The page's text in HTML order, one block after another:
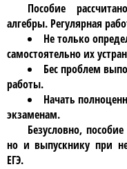
Пособие
алгебры. Регулярная
Не только
самостоятельно их
Бес проблем
работы.
Начать
экзаменам.
Безусловно,
но и выпускнику при
ЕГЭ.